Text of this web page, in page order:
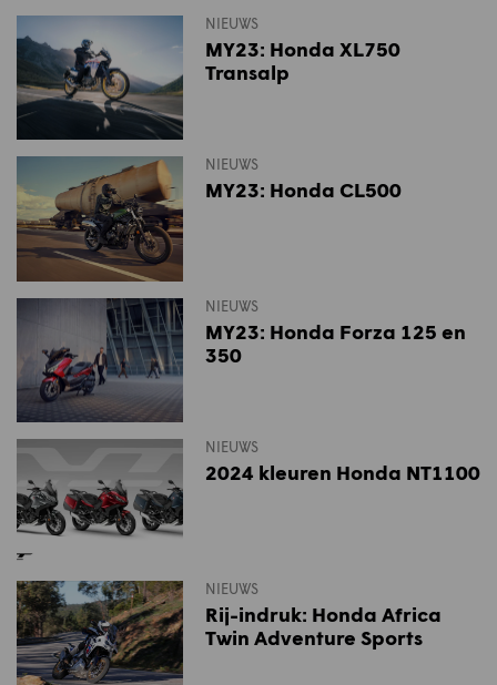
NIEUWS
MY23: Honda XL750
Transalp
NIEUWS
MY23: Honda CL500
NIEUWS
MY23: Honda Forza 125 en
350
NIEUWS
2024 kleuren Honda NT1100
NIEUWS
Rij-indruk: Honda Africa
Twin Adventure Sports